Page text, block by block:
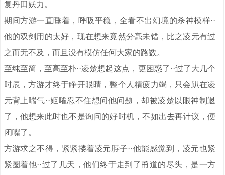
复丹田妖力。
期间方游一直睡着，呼吸平稳，全看不出幻境的杀神模样··
他的双剑用的太好，现在想来竟然分毫未错，比之凌元有过
之而无不及，而且没有模仿任何大家的路数。
至纯至简，至高至朴··凌楚想起这点，更困惑了··过了大几个
时辰，方游才终于睁开眼睛，整个人精疲力竭，只会趴在凌
元背上喘气··姬曜忍不住想问他问题，却被凌楚以眼神制退
了，他想来此时也不是询问的好时机，不如出去再计议，便
闭嘴了。
方游求之不得，紧紧搂着凌元脖子··他能感觉到，凌元也紧
紧圈着他··过了几天，他们终于走到了甬道的尽头，是一方